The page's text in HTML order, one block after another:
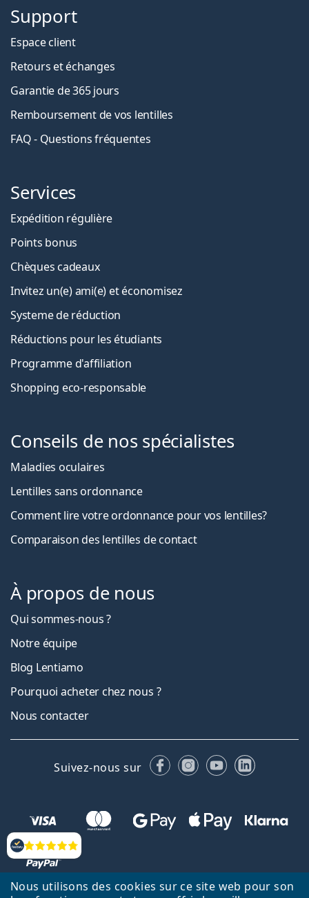
Nous utilisons des cookies sur ce site web pour son
Évaluation
Support
Espace client
Retours et échanges
Garantie de 365 jours
Remboursement de vos lentilles
FAQ - Questions fréquentes
Services
Expédition régulière
Points bonus
Chèques cadeaux
Invitez un(e) ami(e) et économisez
Systeme de réduction
Réductions pour les étudiants
Programme d'affiliation
Shopping eco-responsable
Conseils de nos spécialistes
Maladies oculaires
Lentilles sans ordonnance
Comment lire votre ordonnance pour vos lentilles?
Comparaison des lentilles de contact
À propos de nous
Qui sommes-nous ?
Notre équipe
Blog Lentiamo
Pourquoi acheter chez nous ?
Nous contacter
Suivez-nous sur FacebookInstagram
YouTubeLinkedIn